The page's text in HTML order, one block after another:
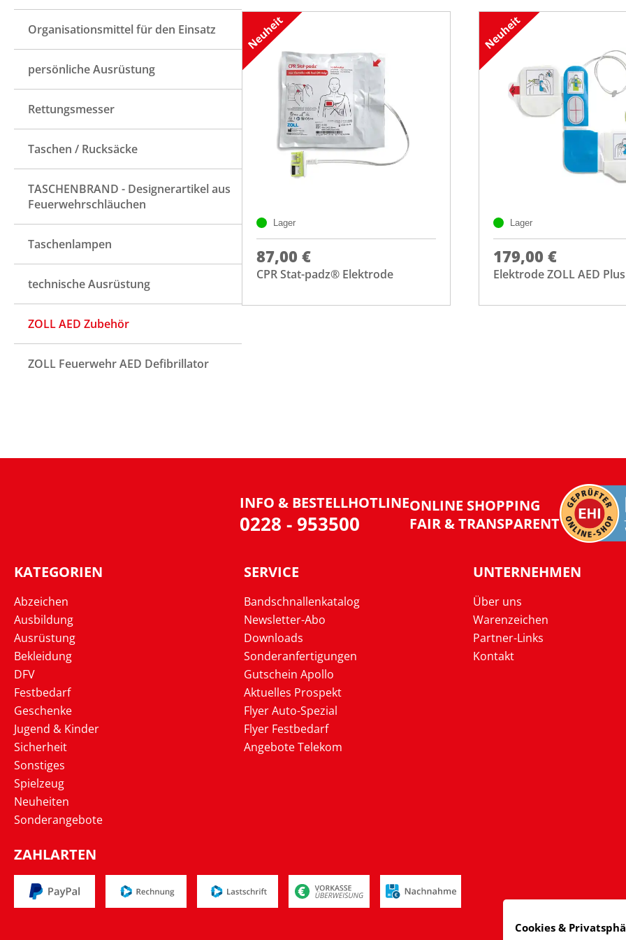
Organisationsmittel für den Einsatz
persönliche Ausrüstung
Rettungsmesser
Taschen / Rucksäcke
TASCHENBRAND - Designerartikel aus
Feuerwehrschläuchen
Taschenlampen
technische Ausrüstung
ZOLL AED Zubehör
ZOLL Feuerwehr AED Defibrillator
Lager
87,00 €
CPR Stat-padz® Elektrode
Lager
179,00 €
Elektrode ZOLL AED Plus
INFO & BESTELLHOTLINE
0228 - 953500
ONLINE SHOPPING
FAIR & TRANSPARENT
KATEGORIEN
Abzeichen
Ausbildung
Ausrüstung
Bekleidung
DFV
Festbedarf
Geschenke
Jugend & Kinder
Sicherheit
Sonstiges
Spielzeug
Neuheiten
Sonderangebote
SERVICE
Bandschnallenkatalog
Newsletter-Abo
Downloads
Sonderanfertigungen
Gutschein Apollo
Aktuelles Prospekt
Flyer Auto-Spezial
Flyer Festbedarf
Angebote Telekom
UNTERNEHMEN
Über uns
Warenzeichen
Partner-Links
Kontakt
ZAHLARTEN
Cookies &